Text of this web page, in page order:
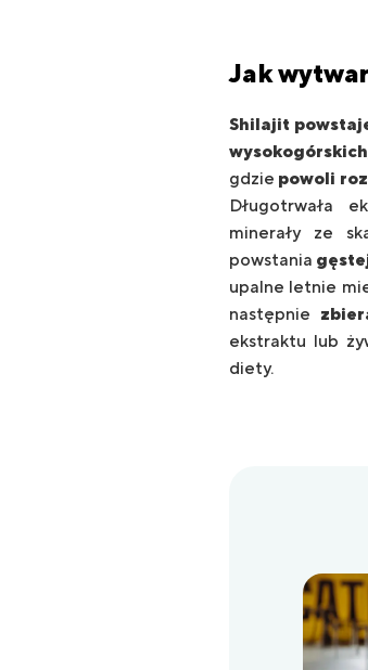
Jak
Shilajit
wysokogórskich
gdzie powoli
Długotrwała
minerały ze
powstania
upalne letnie
następnie
ekstraktu lub
diety.